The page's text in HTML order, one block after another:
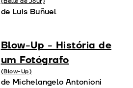
de Luis Buñuel
Blow-Up - História de
um Fotógrafo
(Blow-Up)
de Michelangelo Antonioni